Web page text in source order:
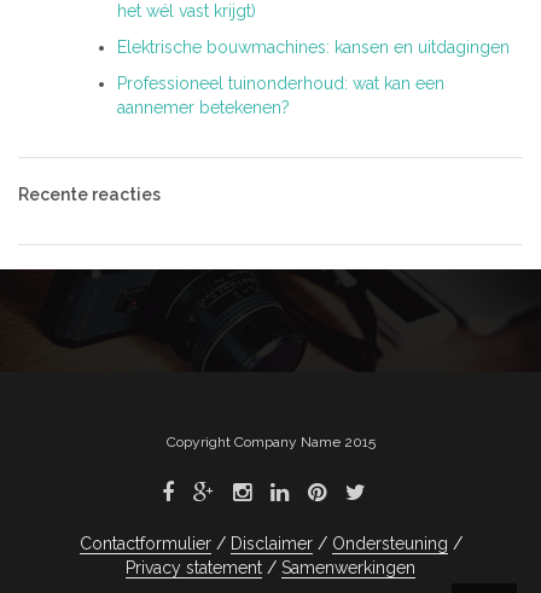
het wél vast krijgt)
Elektrische bouwmachines: kansen en uitdagingen
Professioneel tuinonderhoud: wat kan een
aannemer betekenen?
Recente reacties
Copyright Company Name 2015
Contactformulier Disclaimer
Ondersteuning
Privacy statement
Samenwerkingen